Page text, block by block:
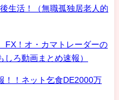
生活！（無職孤独居老人的
！オ・カマトレーダーの
ろ動画まとめ速報）
！！ネット乞食DE2000万